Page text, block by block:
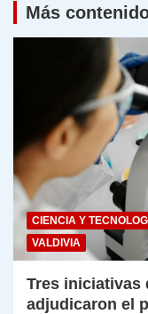
Más
CIENCIA Y
VALDIVIA
Tres iniciativas
adjudicaron el